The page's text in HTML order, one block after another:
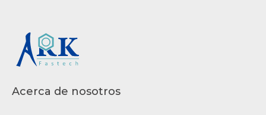
Acerca de nosotros